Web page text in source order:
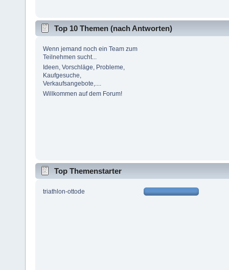
Top 10 Themen (nach Antworten)
Wenn jemand noch ein Team zum
Teilnehmen sucht...
Ideen, Vorschläge, Probleme,
Kaufgesuche,
Verkaufsangebote,....
Willkommen auf dem Forum!
Top Themenstarter
triathlon-ottode